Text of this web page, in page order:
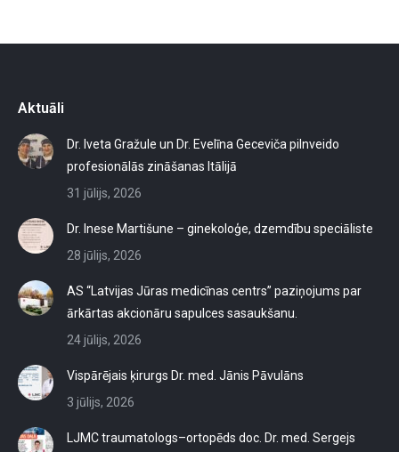
Aktuāli
Dr. Iveta Gražule un Dr. Evelīna Geceviča pilnveido
profesionālās zināšanas Itālijā
31 jūlijs, 2026
Dr. Inese Martišune – ginekoloģe, dzemdību speciāliste
28 jūlijs, 2026
AS “Latvijas Jūras medicīnas centrs” paziņojums par
ārkārtas akcionāru sapulces sasaukšanu.
24 jūlijs, 2026
Vispārējais ķirurgs Dr. med. Jānis Pāvulāns
3 jūlijs, 2026
LJMC traumatologs–ortopēds doc. Dr. med. Sergejs